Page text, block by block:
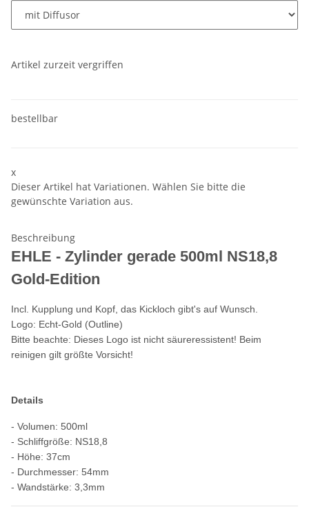
Artikel zurzeit vergriffen
bestellbar
x
Dieser Artikel hat Variationen. Wählen Sie bitte die
gewünschte Variation aus.
Beschreibung
EHLE - Zylinder gerade 500ml NS18,8
Gold-Edition
Incl. Kupplung und Kopf, das Kickloch gibt's auf Wunsch.
Logo: Echt-Gold (Outline)
Bitte beachte: Dieses Logo ist nicht säureressistent! Beim
reinigen gilt größte Vorsicht!
Details
- Volumen: 500ml
- Schliffgröße: NS18,8
- Höhe: 37cm
- Durchmesser: 54mm
- Wandstärke: 3,3mm